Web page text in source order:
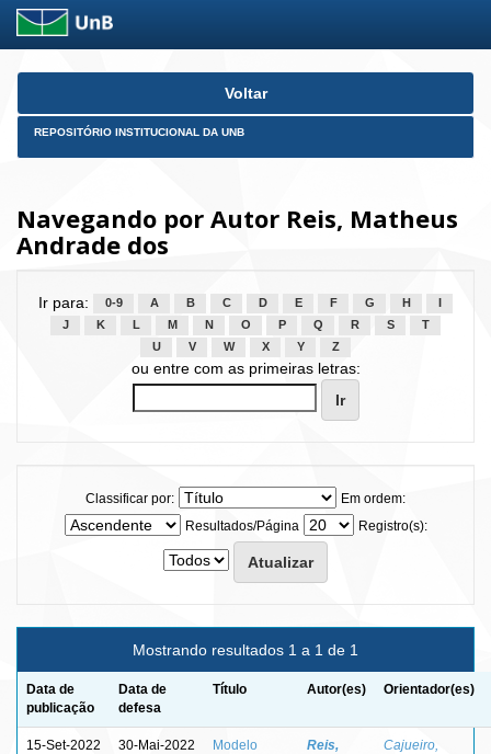
Skip
Voltar
REPOSITÓRIO INSTITUCIONAL DA UNB
Navegando por Autor Reis, Matheus
Andrade dos
Ir para: 0-9 A B C D E F G H
J
K L M N O P Q R S
T
U
V W X Y Z
ou entre com as primeiras letras:
Classificar por:
Em ordem:
Resultados/Página
Registro(s):
Mostrando resultados 1 a 1 de 1
Data de
publicação
Data de
defesa
Título Autor(es) Orientador(es)
15-Set-2022 30-Mai-2022
Modelo
Reis,
Cajueiro,